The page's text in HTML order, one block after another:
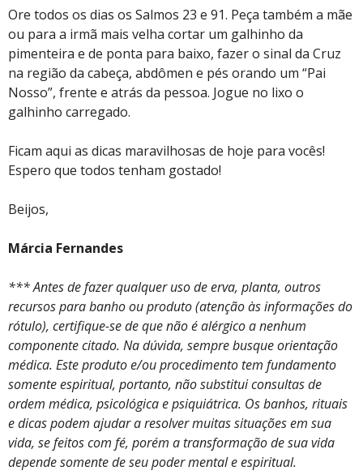
Ore todos os dias os Salmos 23 e 91. Peça também a mãe
ou para a irmã mais velha cortar um galhinho da
pimenteira e de ponta para baixo, fazer o sinal da Cruz
na região da cabeça, abdômen e pés orando um “Pai
Nosso”, frente e atrás da pessoa. Jogue no lixo o
galhinho carregado.
Ficam aqui as dicas maravilhosas de hoje para vocês!
Espero que todos tenham gostado!
Beijos,
Márcia Fernandes
*** Antes de fazer qualquer uso de erva, planta, outros
recursos para banho ou produto (atenção às informações do
rótulo), certifique-se de que não é alérgico a nenhum
componente citado. Na dúvida, sempre busque orientação
médica. Este produto e/ou procedimento tem fundamento
somente espiritual, portanto, não substitui consultas de
ordem médica, psicológica e psiquiátrica. Os banhos, rituais
e dicas podem ajudar a resolver muitas situações em sua
vida, se feitos com fé, porém a transformação de sua vida
depende somente de seu poder mental e espiritual.